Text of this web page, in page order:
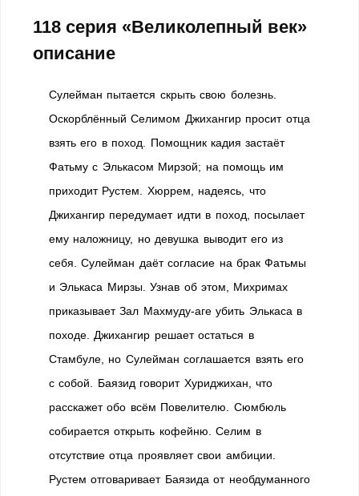
118 серия «Великолепный век»
описание
Сулейман пытается скрыть свою болезнь.
Оскорблённый Селимом Джихангир просит отца
взять его в поход. Помощник кадия застаёт
Фатьму с Элькасом Мирзой; на помощь им
приходит Рустем. Хюррем, надеясь, что
Джихангир передумает идти в поход, посылает
ему наложницу, но девушка выводит его из
себя. Сулейман даёт согласие на брак Фатьмы
и Элькаса Мирзы. Узнав об этом, Михримах
приказывает Зал Махмуду-аге убить Элькаса в
походе. Джихангир решает остаться в
Стамбуле, но Сулейман соглашается взять его
с собой. Баязид говорит Хуриджихан, что
расскажет обо всём Повелителю. Сюмбюль
собирается открыть кофейню. Селим в
отсутствие отца проявляет свои амбиции.
Рустем отговаривает Баязида от необдуманного